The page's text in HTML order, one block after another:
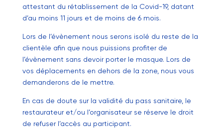
attestant du rétablissement de la Covid-19, datant
d’au moins 11 jours et de moins de 6 mois.
Lors de l’évènement nous serons isolé du reste de la
clientèle afin que nous puissions profiter de
l’évènement sans devoir porter le masque. Lors de
vos déplacements en dehors de la zone, nous vous
demanderons de le mettre.
En cas de doute sur la validité du pass sanitaire, le
restaurateur et/ou l’organisateur se réserve le droit
de refuser l’accès au participant.